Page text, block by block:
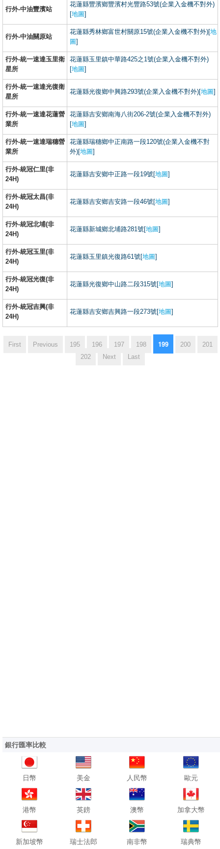
行外-中油豐濱站
花蓮縣豐濱鄉豐濱村光豐路53號(企業入金機不對外)
[地圖]
行外-中油關原站
花蓮縣秀林鄉富世村關原15號(企業入金機不對外)[地
圖]
行外-統一速達玉里衛
星所
花蓮縣玉里鎮中華路425之1號(企業入金機不對外)
[地圖]
行外-統一速達光復衛
星所
花蓮縣光復鄉中興路293號(企業入金機不對外)[地圖]
行外-統一速達花蓮營
業所
花蓮縣吉安鄉南海八街206-2號(企業入金機不對外)
[地圖]
行外-統一速達瑞穗營
業所
花蓮縣瑞穗鄉中正南路一段120號(企業入金機不對
外)[地圖]
行外-統冠仁里(非
24H)
花蓮縣吉安鄉中正路一段19號[地圖]
行外-統冠太昌(非
24H)
花蓮縣吉安鄉吉安路一段46號[地圖]
行外-統冠北埔(非
24H)
花蓮縣新城鄉北埔路281號[地圖]
行外-統冠玉里(非
24H)
花蓮縣玉里鎮光復路61號[地圖]
行外-統冠光復(非
24H)
花蓮縣光復鄉中山路二段315號[地圖]
行外-統冠吉興(非
24H)
花蓮縣吉安鄉吉興路一段273號[地圖]
First Previous 195 196 197 198 199 200
201
202
Next Last
銀行匯率比較
日幣 美金 人民幣 歐元
港幣 英鎊 澳幣 加拿大幣
新加坡幣 瑞士法郎 南非幣 瑞典幣